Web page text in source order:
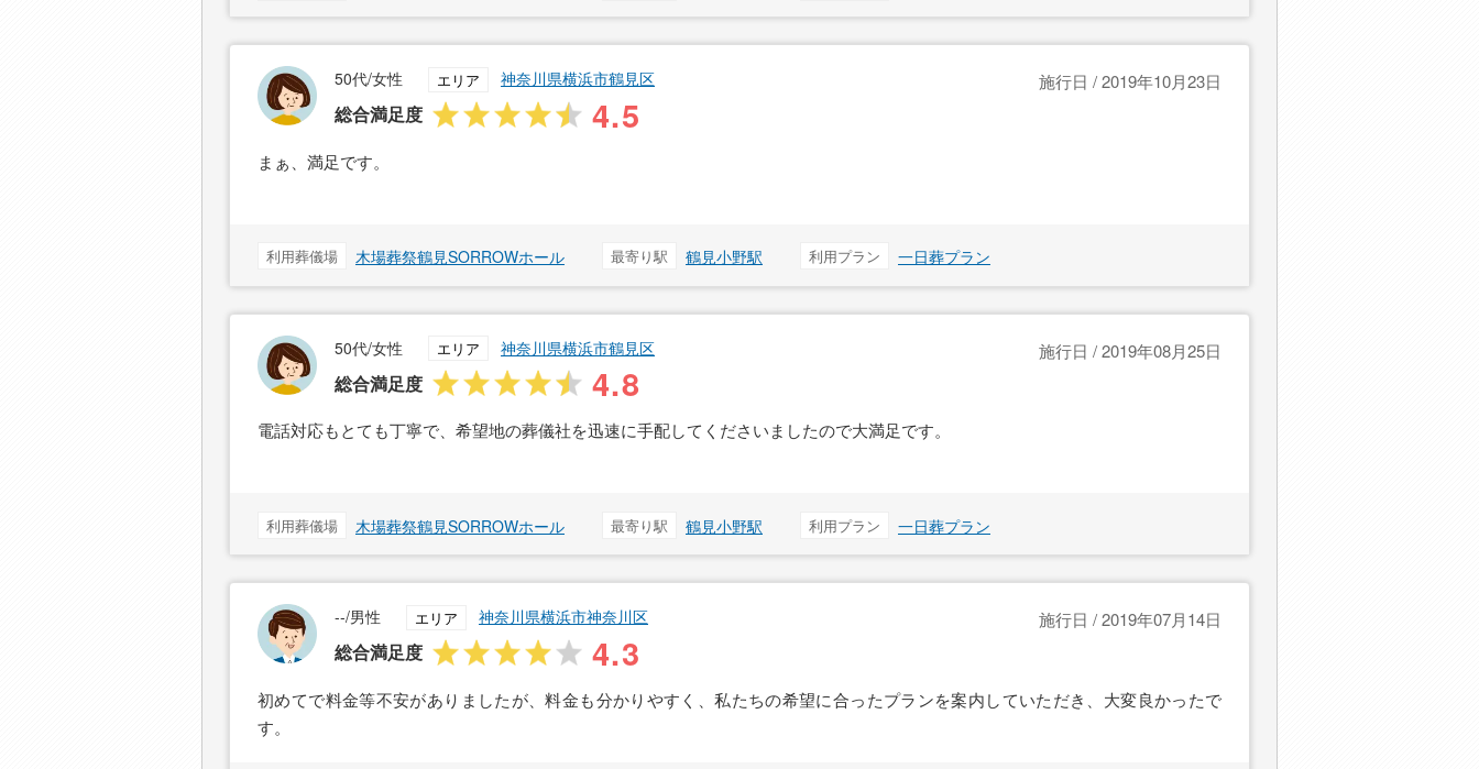
50代/女性 エリア 神奈川県横浜市鶴見区
総合満足度 4.5
施行日 / 2019年10月23日
まぁ、満足です。
利用葬儀場 木場葬祭鶴見SORROWホール 最寄り駅 鶴見小野駅 利用プラン 一日葬プラン
50代/女性 エリア 神奈川県横浜市鶴見区
総合満足度 4.8
施行日 / 2019年08月25日
電話対応もとても丁寧で、希望地の葬儀社を迅速に手配してくださいましたので大満足です。
利用葬儀場 木場葬祭鶴見SORROWホール 最寄り駅 鶴見小野駅 利用プラン 一日葬プラン
--/男性 エリア 神奈川県横浜市神奈川区
総合満足度 4.3
施行日 / 2019年07月14日
初めてで料金等不安がありましたが、料金も分かりやすく、私たちの希望に合ったプランを案内していただき、大変良かったで
す。